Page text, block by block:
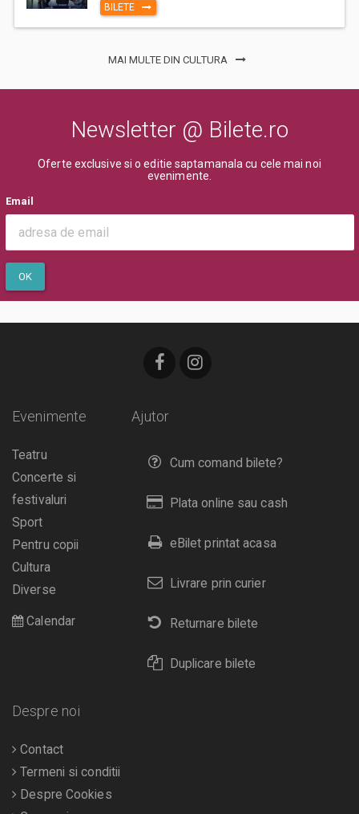
BILETE
MAI MULTE DIN CULTURA
Newsletter @ Bilete.ro
Oferte exclusive si o editie saptamanala cu cele mai noi
evenimente.
Email
OK
Ajutor
Cum comand bilete?
Plata online sau cash
eBilet printat acasa
Livrare prin curier
Returnare bilete
Duplicare bilete
Evenimente
Teatru
Concerte si
festivaluri
Sport
Pentru copii
Cultura
Diverse
Calendar
Despre noi
Contact
Termeni si conditii
Despre Cookies